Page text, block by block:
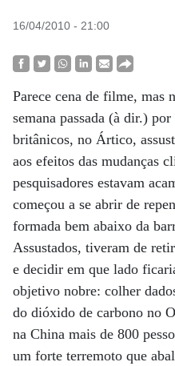
16/04/2010 - 21:00
Parece cena de filme, mas
semana passada (à dir.)
britânicos, no Ártico,
aos efeitos das mudanças
pesquisadores estavam
começou a se abrir de
formada bem abaixo da
Assustados, tiveram de
e decidir em que lado
objetivo nobre: colher
do dióxido de carbono no
na China mais de 800
um forte terremoto que